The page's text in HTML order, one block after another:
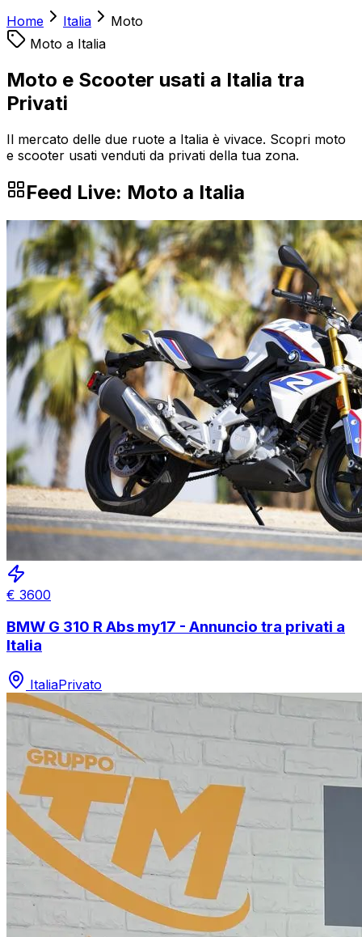
Home Italia
Moto
Moto a Italia
Moto e Scooter usati a Italia tra
Privati
Il mercato delle due ruote a Italia è vivace. Scopri moto
e scooter usati venduti da privati della tua zona.
Feed Live: Moto a Italia
€ 3600
BMW G 310 R Abs my17 - Annuncio tra privati a
Italia
ItaliaPrivato